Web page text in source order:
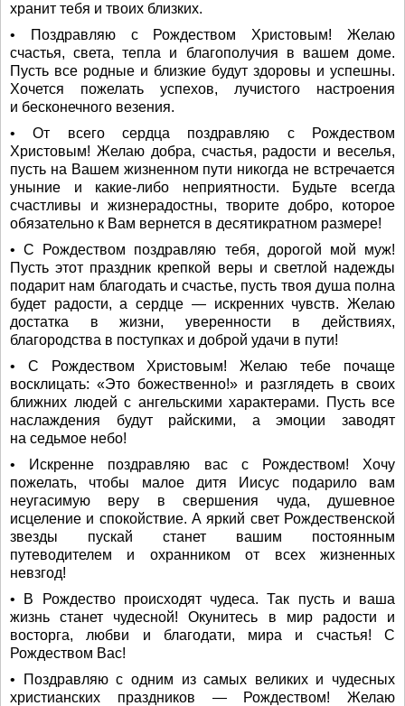
хранит тебя и твоих близких.
• Поздравляю с Рождеством Христовым! Желаю
счастья, света, тепла и благополучия в вашем доме.
Пусть все родные и близкие будут здоровы и успешны.
Хочется пожелать успехов, лучистого настроения
и бесконечного везения.
• От всего сердца поздравляю с Рождеством
Христовым! Желаю добра, счастья, радости и веселья,
пусть на Вашем жизненном пути никогда не встречается
уныние и какие-либо неприятности. Будьте всегда
счастливы и жизнерадостны, творите добро, которое
обязательно к Вам вернется в десятикратном размере!
• С Рождеством поздравляю тебя, дорогой мой муж!
Пусть этот праздник крепкой веры и светлой надежды
подарит нам благодать и счастье, пусть твоя душа полна
будет радости, а сердце — искренних чувств. Желаю
достатка в жизни, уверенности в действиях,
благородства в поступках и доброй удачи в пути!
• С Рождеством Христовым! Желаю тебе почаще
восклицать: «Это божественно!» и разглядеть в своих
ближних людей с ангельскими характерами. Пусть все
наслаждения будут райскими, а эмоции заводят
на седьмое небо!
• Искренне поздравляю вас с Рождеством! Хочу
пожелать, чтобы малое дитя Иисус подарило вам
неугасимую веру в свершения чуда, душевное
исцеление и спокойствие. А яркий свет Рождественской
звезды пускай станет вашим постоянным
путеводителем и охранником от всех жизненных
невзгод!
• В Рождество происходят чудеса. Так пусть и ваша
жизнь станет чудесной! Окунитесь в мир радости и
восторга, любви и благодати, мира и счастья! С
Рождеством Вас!
• Поздравляю с одним из самых великих и чудесных
христианских праздников — Рождеством! Желаю